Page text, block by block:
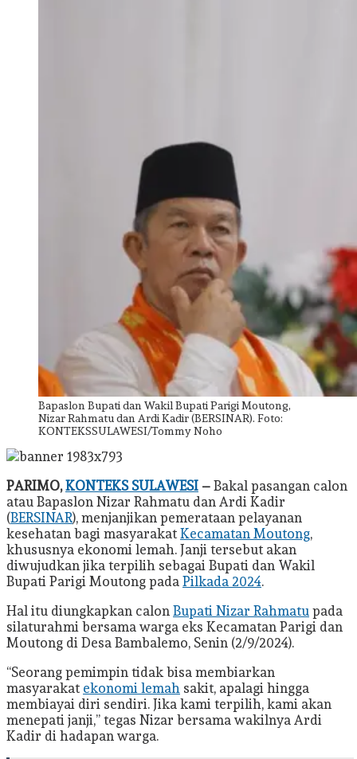
Bapaslon Bupati dan Wakil Bupati Parigi Moutong,
Nizar Rahmatu dan Ardi Kadir (BERSINAR). Foto:
KONTEKSSULAWESI/Tommy Noho
PARIMO,KONTEKS SULAWESI – Bakal pasangan calon
atau Bapaslon Nizar Rahmatu dan Ardi Kadir
(BERSINAR), menjanjikan pemerataan pelayanan
kesehatan bagi masyarakat Kecamatan Moutong,
khususnya ekonomi lemah. Janji tersebut akan
diwujudkan jika terpilih sebagai Bupati dan Wakil
Bupati Parigi Moutong pada Pilkada 2024.
Hal itu diungkapkan calon Bupati Nizar Rahmatu pada
silaturahmi bersama warga eks Kecamatan Parigi dan
Moutong di Desa Bambalemo, Senin (2/9/2024).
“Seorang pemimpin tidak bisa membiarkan
masyarakat ekonomi lemah sakit, apalagi hingga
membiayai diri sendiri. Jika kami terpilih, kami akan
menepati janji,” tegas Nizar bersama wakilnya Ardi
Kadir di hadapan warga.